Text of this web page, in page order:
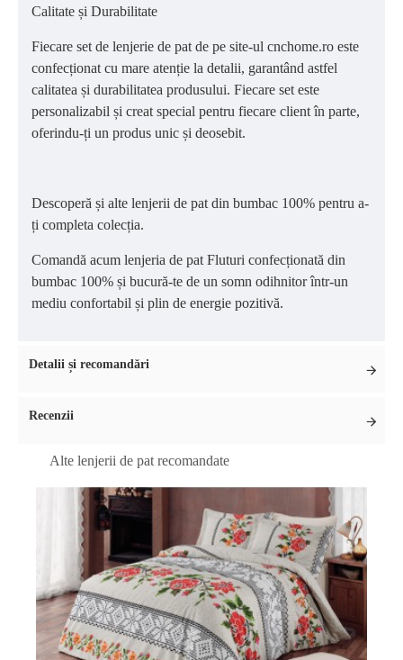
Calitate și Durabilitate
Fiecare set de lenjerie de pat de pe site-ul cnchome.ro este
confecționat cu mare atenție la detalii, garantând astfel
calitatea și durabilitatea produsului. Fiecare set este
personalizabil și creat special pentru fiecare client în parte,
oferindu-ți un produs unic și deosebit.
Descoperă și alte lenjerii de pat din bumbac 100% pentru a-
ți completa colecția.
Comandă acum lenjeria de pat Fluturi confecționată din
bumbac 100% și bucură-te de un somn odihnitor într-un
mediu confortabil și plin de energie pozitivă.
Detalii și recomandări
Recenzii
Alte lenjerii de pat recomandate